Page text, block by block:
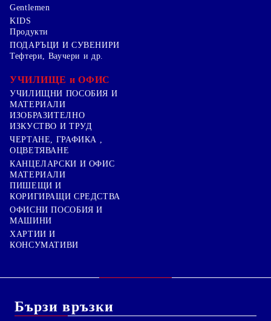
Gentlemen
KIDS
Продукти
ПОДАРЪЦИ И СУВЕНИРИ
Тефтери, Ваучери и др.
УЧИЛИЩЕ и ОФИС
УЧИЛИЩНИ ПОСОБИЯ И
МАТЕРИАЛИ
ИЗОБРАЗИТЕЛНО
ИЗКУСТВО И ТРУД
ЧЕРТАНЕ, ГРАФИКА ,
ОЦВЕТЯВАНЕ
КАНЦЕЛАРСКИ И ОФИС
МАТЕРИАЛИ
ПИШЕЩИ И
КОРИГИРАЩИ СРЕДСТВА
ОФИСНИ ПОСОБИЯ И
МАШИНИ
ХАРТИИ И
КОНСУМАТИВИ
Бързи връзки